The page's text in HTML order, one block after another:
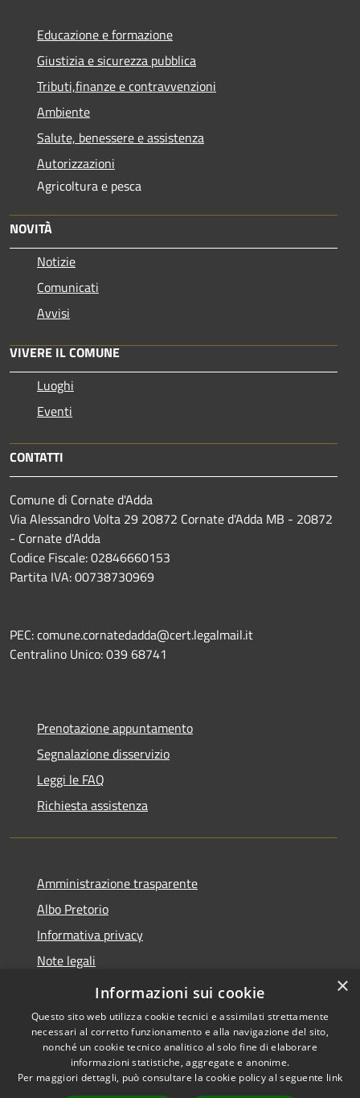
Educazione e formazione
Giustizia e sicurezza pubblica
Tributi,finanze e contravvenzioni
Ambiente
Salute, benessere e assistenza
Autorizzazioni
Agricoltura e pesca
NOVITÀ
Notizie
Comunicati
Avvisi
VIVERE IL COMUNE
Luoghi
Eventi
CONTATTI
Comune di Cornate d'Adda
Via Alessandro Volta 29 20872 Cornate d'Adda MB - 20872
- Cornate d'Adda
Codice Fiscale: 02846660153
Partita IVA: 00738730969
PEC: comune.cornatedadda@cert.legalmail.it
Centralino Unico: 039 68741
Prenotazione appuntamento
Segnalazione disservizio
Leggi le FAQ
Richiesta assistenza
Amministrazione trasparente
Albo Pretorio
Informativa privacy
Note legali
Dichiarazione di accessibilità
Accessibilità
Copyright © 2026 • Città di
Cornate d'Adda • Powered by
×
Informazioni sui cookie
Questo sito web utilizza cookie tecnici e assimilati strettamente
necessari al corretto funzionamento e alla navigazione del sito,
nonché un cookie tecnico analitico al solo fine di elaborare
informazioni statistiche, aggregate e anonime.
Per maggiori dettagli, può consultare la cookie policy al seguente link